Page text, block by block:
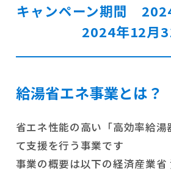
キャンペーン期間
2024年12月
給湯省エネ事業とは？
省エネ性能の高い「高効率給湯
て支援を行う事業です
事業の概要は以下の経済産業